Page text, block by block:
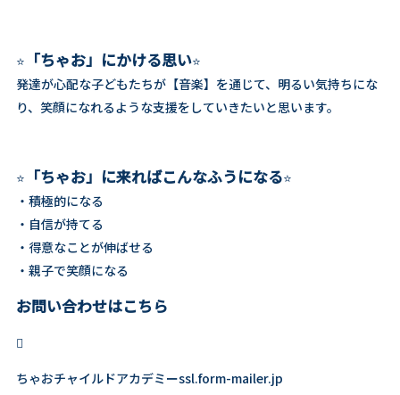
⭐️ 「ちゃお」にかける思い⭐️
発達が心配な子どもたちが【音楽】を通じて、明るい気持ちにな
り、笑顔になれるような支援をしていきたいと思います。
⭐️ 「ちゃお」に来ればこんなふうになる⭐️
・積極的になる
・自信が持てる
・得意なことが伸ばせる
・親子で笑顔になる
お問い合わせはこちら

ちゃおチャイルドアカデミーssl.form-mailer.jp